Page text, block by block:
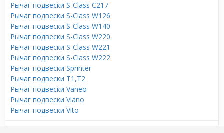
Рычаг подвески S-Class C217
Рычаг подвески S-Class W126
Рычаг подвески S-Class W140
Рычаг подвески S-Class W220
Рычаг подвески S-Class W221
Рычаг подвески S-Class W222
Рычаг подвески Sprinter
Рычаг подвески T1,T2
Рычаг подвески Vaneo
Рычаг подвески Viano
Рычаг подвески Vito